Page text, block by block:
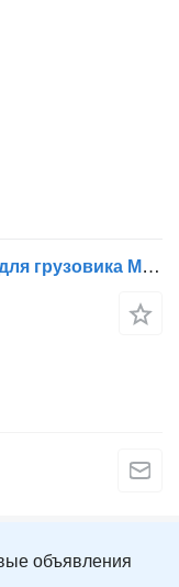
Панорамная крыша A9607801409 для грузовика Mercedes-Benz
объявления